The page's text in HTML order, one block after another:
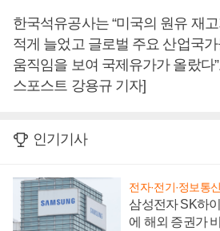
한국석유공사는 “미국의 원유 재
적게 늘었고 글로벌 주요 산업국
움직임을 보여 국제유가가 올랐다
스포스트 강용규 기자]
인기기사
전자·전기·정보통신
삼성전자 SK하
에 해외 증권가